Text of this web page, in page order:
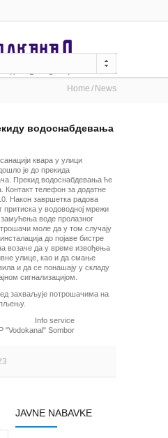
Home News
водоснабдевања
квара у улици
је до прекида
Прекид водоснабдевања ће
Контакт телефон за додатне
Након завршетка радова
притиска у водоводној мрежи
замућења воде пролазног
моле да у том случају
до појаве бистре
возаче да у време извођења
улице, као и да смање
и да се понашају у складу
сигнализацијом.
захваљује потрошачима на
Info service
"Vodokanal" Sombor
JAVNE NABAVKE